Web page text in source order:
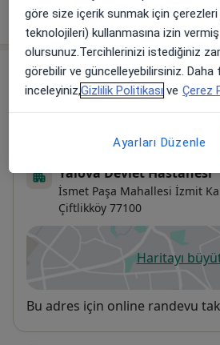
Adresler (2)
Yalova Devlet Hastanesi
İsmet Paşa Mahallesi İzmit
Çiftlikköy 77100
Haritayıyeni
Uygunluk
Bu adres için online randevu
göre size içerik sunmak için
teknolojileri) kullanmasına izin vermiş
olursunuz.Tercihlerinizi istediğiniz
görebilir ve güncelleyebilirsiniz. Daha
inceleyiniz,Gizlilik Politikası ve Çerez
Ayarları Düzenle